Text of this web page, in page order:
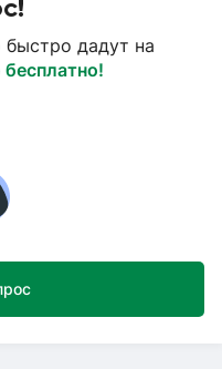
дадут на
бесплатно!